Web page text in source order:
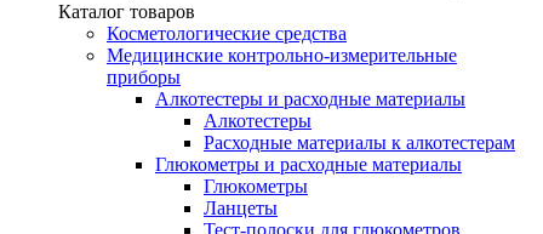
Каталог товаров
Косметологические средства
Медицинские контрольно-измерительные
приборы
Алкотестеры и расходные материалы
Алкотестеры
Расходные материалы к алкотестерам
Глюкометры и расходные материалы
Глюкометры
Ланцеты